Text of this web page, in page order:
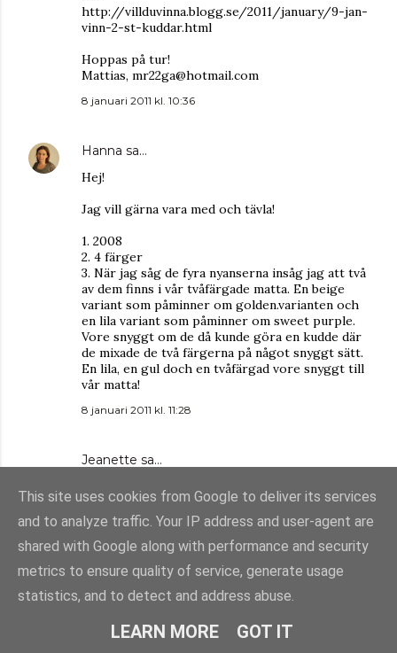
http://villduvinna.blogg.se/2011/january/9-jan-
vinn-2-st-kuddar.html
Hoppas på tur!
Mattias, mr22ga@hotmail.com
8 januari 2011 kl. 10:36
Hanna sa…
Hej!
Jag vill gärna vara med och tävla!
1. 2008
2. 4 färger
3. När jag såg de fyra nyanserna insåg jag att två
av dem finns i vår tvåfärgade matta. En beige
variant som påminner om golden.varianten och
en lila variant som påminner om sweet purple.
Vore snyggt om de då kunde göra en kudde där
de mixade de två färgerna på något snyggt sätt.
En lila, en gul doch en tvåfärgad vore snyggt till
vår matta!
8 januari 2011 kl. 11:28
Jeanette sa…
2. 4 färger
3. En limegrön färg skulle vara snygg :)
8 januari 2011 kl. 15:55
DAHLARNA - Viktoriasa…
This site uses cookies from Google to deliver its services
and to analyze traffic. Your IP address and user-agent are
shared with Google along with performance and security
metrics to ensure quality of service, generate usage
statistics, and to detect and address abuse.
LEARN MORE GOT IT